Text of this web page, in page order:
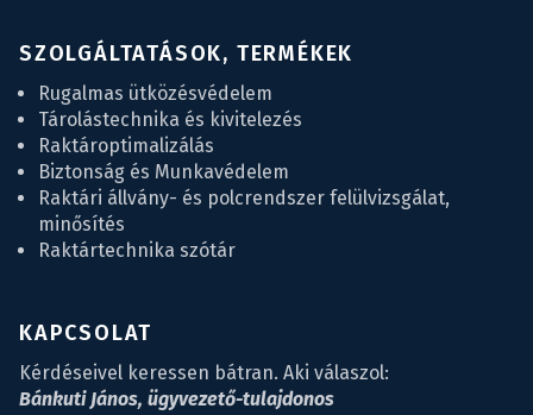
SZOLGÁLTATÁSOK, TERMÉKEK
Rugalmas ütközésvédelem
Tárolástechnika és kivitelezés
Raktároptimalizálás
Biztonság és Munkavédelem
Raktári állvány- és polcrendszer felülvizsgálat,
minősítés
Raktártechnika szótár
KAPCSOLAT
Kérdéseivel keressen bátran. Aki válaszol:
Bánkuti János, ügyvezető-tulajdonos